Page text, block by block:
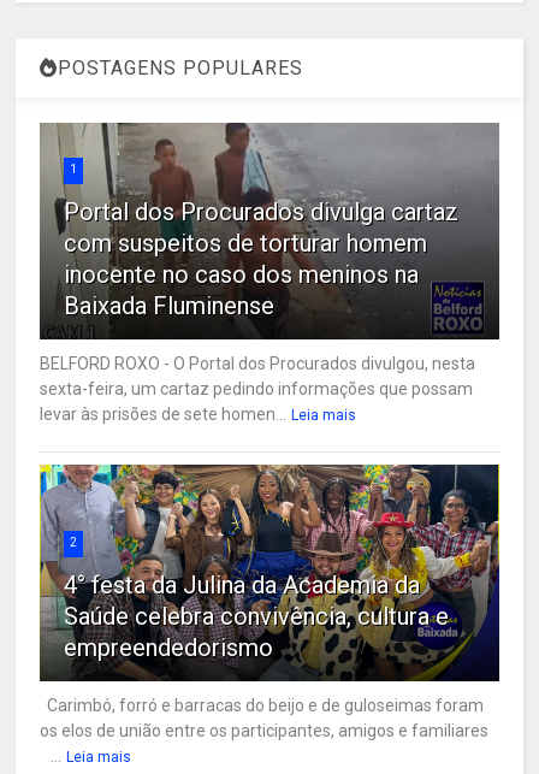
POSTAGENS POPULARES
1
Portal dos Procurados divulga cartaz
com suspeitos de torturar homem
inocente no caso dos meninos na
Baixada Fluminense
BELFORD ROXO - O Portal dos Procurados divulgou, nesta
sexta-feira, um cartaz pedindo informações que possam
levar às prisões de sete homen...
Leia mais
2
4° festa da Julina da Academia da
Saúde celebra convivência, cultura e
empreendedorismo
Carimbó, forró e barracas do beijo e de guloseimas foram
os elos de união entre os participantes, amigos e familiares
Leia mais